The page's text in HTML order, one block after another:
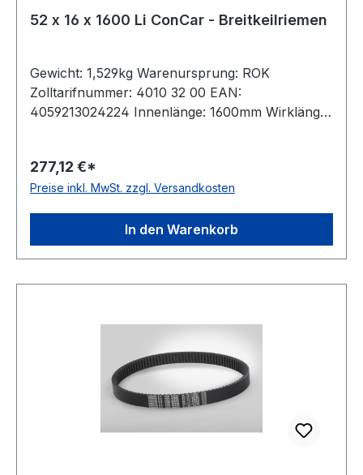
52 x 16 x 1600 Li ConCar - Breitkeilriemen
Gewicht: 1,529kg Warenursprung: ROK
Zolltarifnummer: 4010 32 00 EAN:
4059213024224 Innenlänge: 1600mm Wirklänge:
antistatisch: ja Norm: DIN 7719 / ISO 1604 Breite:
52mm Höhe: 16mm Winkel: 27° Material:
277,12 €*
Preise inkl. MwSt. zzgl. Versandkosten
In den Warenkorb